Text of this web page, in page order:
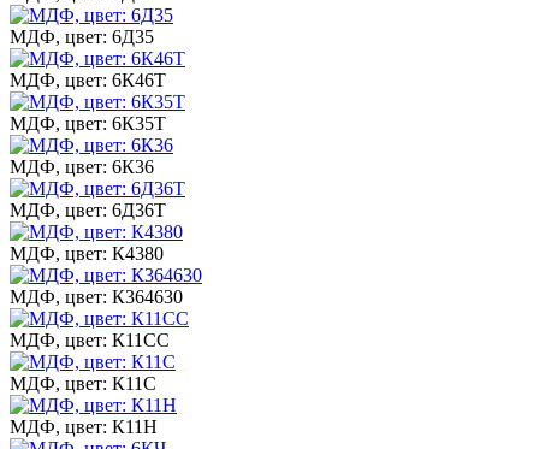
МДФ, цвет: 6Д35
МДФ, цвет: 6К46Т
МДФ, цвет: 6К35Т
МДФ, цвет: 6К36
МДФ, цвет: 6Д36Т
МДФ, цвет: К4380
МДФ, цвет: К364630
МДФ, цвет: К11СС
МДФ, цвет: К11С
МДФ, цвет: К11Н